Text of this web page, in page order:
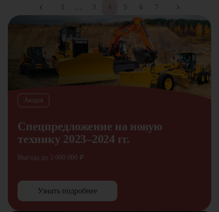
… 3 4 5 6 7
Акция
Спецпредложение на новую
технику 2023–2024 гг.
Выгода до 3 000 000 ₽
Узнать подробнее